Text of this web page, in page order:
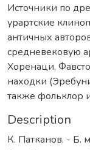
Источники по
урартские
античных
средневековую
Хоренаци,
находки
также фольклор
Description
К. Патканов. - Б.